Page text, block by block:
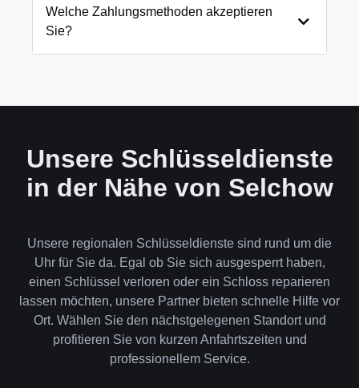
und öffnen Ihre Tür in 99% der Fälle
zerstörungsfrei. Nur in absoluten Ausnahmefällen,
Welche Zahlungsmethoden akzeptieren
Sie?
Unsere Schlüsseldienste
in der Nähe von Selchow
Unsere regionalen Schlüsseldienste sind rund um die
Uhr für Sie da. Egal ob Sie sich ausgesperrt haben,
einen Schlüssel verloren oder ein Schloss reparieren
lassen möchten, unsere Partner bieten schnelle Hilfe vor
Ort. Wählen Sie den nächstgelegenen Standort und
profitieren Sie von kurzen Anfahrtszeiten und
professionellem Service.